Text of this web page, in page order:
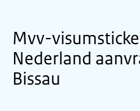
Mvv-
Nederland
Bissau